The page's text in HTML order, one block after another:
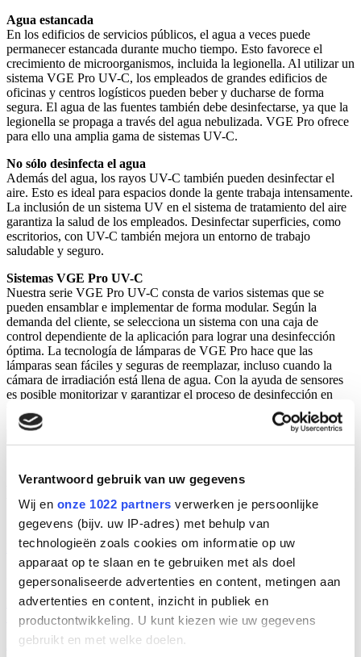
Verantwoord gebruik van uw gegevens
Wij en onze 1022 partners verwerken je persoonlijke
gegevens (bijv. uw IP-adres) met behulp van
technologieën zoals cookies om informatie op uw
apparaat op te slaan en te gebruiken met als doel
gepersonaliseerde advertenties en content, metingen aan
advertenties en content, inzicht in publiek en
productontwikkeling. U kunt kiezen wie uw gegevens
gebruikt en met welke doelen.
Agua estancada
En los edificios de servicios públicos, el agua a veces puede
permanecer estancada durante mucho tiempo. Esto favorece el
crecimiento de microorganismos, incluida la legionella. Al utilizar un
sistema VGE Pro UV-C, los empleados de grandes edificios de
oficinas y centros logísticos pueden beber y ducharse de forma
segura. El agua de las fuentes también debe desinfectarse, ya que la
legionella se propaga a través del agua nebulizada. VGE Pro ofrece
para ello una amplia gama de sistemas UV-C.
No sólo desinfecta el agua
Además del agua, los rayos UV-C también pueden desinfectar el
aire. Esto es ideal para espacios donde la gente trabaja intensamente.
La inclusión de un sistema UV en el sistema de tratamiento del aire
garantiza la salud de los empleados. Desinfectar superficies, como
escritorios, con UV-C también mejora un entorno de trabajo
saludable y seguro.
Sistemas VGE Pro UV-C
Nuestra serie VGE Pro UV-C consta de varios sistemas que se
pueden ensamblar e implementar de forma modular. Según la
demanda del cliente, se selecciona un sistema con una caja de
control dependiente de la aplicación para lograr una desinfección
óptima. La tecnología de lámparas de VGE Pro hace que las
lámparas sean fáciles y seguras de reemplazar, incluso cuando la
cámara de irradiación está llena de agua. Con la ayuda de sensores
es posible monitorizar y garantizar el proceso de desinfección en
CASO: CENTRO DE INVESTIGACIÓN
DE DESINFECCIÓN DE AGUA DE
CAMARÓN
Read more
Soluciones aplicadas
INOX Baja Presión
Sistemas de lámparas UV
Aplicaciones